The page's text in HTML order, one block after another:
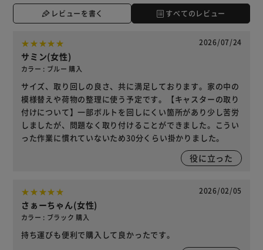
レビューを書く すべてのレビュー
2026/07/24
サミン(女性)
カラー : ブルー 購入
サイズ、取り回しの良さ、共に満足しております。家の中の
模様替えや荷物の整理に使う予定です。【キャスターの取り
付けについて】一部ボルトを回しにくい箇所があり少し苦労
しましたが、問題なく取り付けることができました。こうい
った作業に慣れていないため30分くらい掛かりました。
役に立った
2026/02/05
さぁーちゃん(女性)
カラー : ブラック 購入
持ち運びも便利で購入して良かったです。